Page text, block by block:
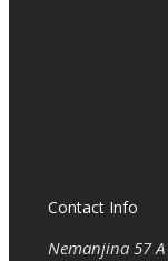
Contact Info
Nemanjina 57 A